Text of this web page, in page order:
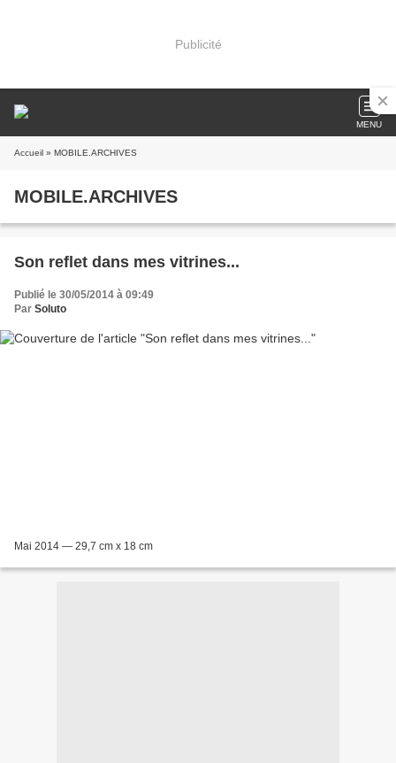
Publicité
MENU
Accueil » MOBILE.ARCHIVES
MOBILE.ARCHIVES
Son reflet dans mes vitrines...
Publié le 30/05/2014 à 09:49
Par Soluto
Mai 2014 — 29,7 cm x 18 cm